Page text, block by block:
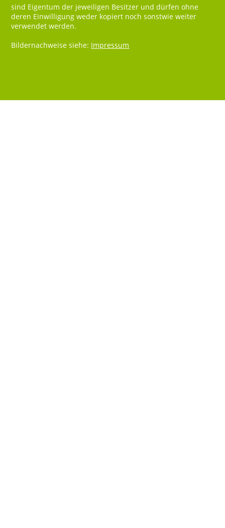
sind Eigentum der jeweiligen Besitzer und dürfen ohne
deren Einwilligung weder kopiert noch sonstwie weiter
verwendet werden.
Bildernachweise siehe: Impressum